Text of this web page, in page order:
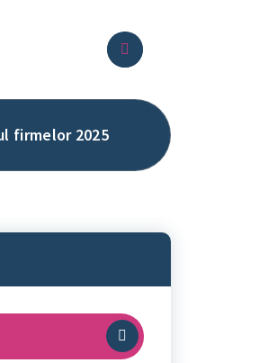
firmelor 2025